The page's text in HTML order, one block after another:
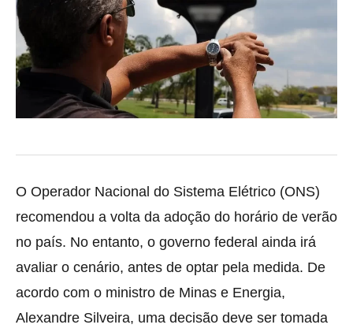
O Operador Nacional do Sistema Elétrico (ONS)
recomendou a volta da adoção do horário de verão
no país. No entanto, o governo federal ainda irá
avaliar o cenário, antes de optar pela medida. De
acordo com o ministro de Minas e Energia,
Alexandre Silveira, uma decisão deve ser tomada